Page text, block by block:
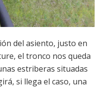
del asiento, justo en
el tronco nos queda
estriberas situadas
si llega el caso, una